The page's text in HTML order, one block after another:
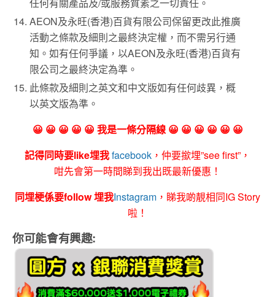
AEON及永旺(香港)百貨有限公司保留更改此推廣
活動之條款及細則之最終決定權，而不需另行通
知。如有任何爭議，以AEON及永旺(香港)百貨有
限公司之最終決定為準。
此條款及細則之英文和中文版如有任何歧異，概
以英文版為準。
😀 😀 😀 😀 😀 我是一條分隔線 😀 😀 😀 😀 😀 😀
記得同時要like埋我facebook ，仲要撳埋”see first”，
咁先會第一時間睇到我出既最新優惠！
同埋梗係要follow 埋我Instagram ，睇我啲靚相同IG Story
啦！
你可能會有興趣: